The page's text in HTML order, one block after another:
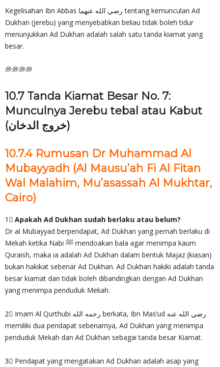
Kegelisahan Ibn Abbas رضي الله عنهما tentang kemunculan Ad
Dukhan (jerebu) yang menyebabkan beliau tidak boleh tidur
menunjukkan Ad Dukhan adalah salah satu tanda kiamat yang
besar.
💭💭💭💭
10.7 Tanda Kiamat Besar No. 7:
Munculnya Jerebu tebal atau Kabut
(خروج الدخان)
10.7.4 Rumusan Dr Muhammad Al
Mubayyadh (Al Mausu’ah Fi Al Fitan
Wal Malahim, Mu’asassah Al Mukhtar,
Cairo)
1⃣ Apakah Ad Dukhan sudah berlaku atau belum?
Dr al Mubayyad berpendapat, Ad Dukhan yang pernah berlaku di
Mekah ketika Nabi ﷺ mendoakan bala agar menimpa kaum
Quraish, maka ia adalah Ad Dukhan dalam bentuk Majaz (kiasan)
bukan hakikat sebenar Ad Dukhan. Ad Dukhan hakiki adalah tanda
besar kiamat dan tidak boleh dibandingkan dengan Ad Dukhan
yang menimpa penduduk Mekah.
2⃣ Imam Al Qurthubi رحمه الله berkata, Ibn Mas’ud رضي الله عنه
memiliki dua pendapat sebenarnya, Ad Dukhan yang menimpa
penduduk Mekah dan Ad Dukhan sebagai tanda besar Kiamat.
3⃣ Pendapat yang mengatakan Ad Dukhan adalah asap yang